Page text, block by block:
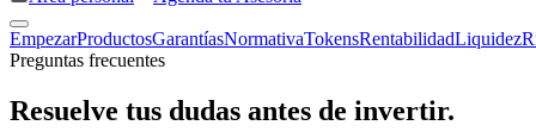
EmpezarProductosGarantíasNormativaTokensRentabilidadLiquidez
Preguntas frecuentes
Resuelve tus dudas antes de invertir.